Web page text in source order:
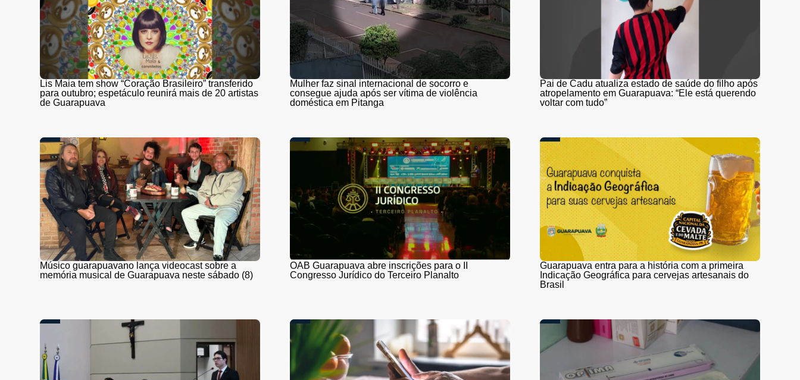
Lis Maia tem show “Coração Brasileiro” transferido
para outubro; espetáculo reunirá mais de 20 artistas
de Guarapuava
Mulher faz sinal internacional de socorro e
consegue ajuda após ser vítima de violência
doméstica em Pitanga
Pai de Cadu atualiza estado de saúde do filho após
atropelamento em Guarapuava: “Ele está querendo
voltar com tudo”
Músico guarapuavano lança videocast sobre a
memória musical de Guarapuava neste sábado (8)
OAB Guarapuava abre inscrições para o II
Congresso Jurídico do Terceiro Planalto
Guarapuava entra para a história com a primeira
Indicação Geográfica para cervejas artesanais do
Brasil